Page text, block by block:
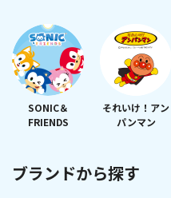
SONIC＆
FRIENDS
それいけ！アン
パンマン
ブランドから探す